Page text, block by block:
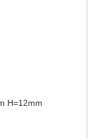
H=12mm